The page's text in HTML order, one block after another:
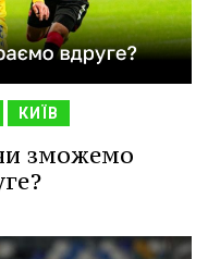
КИЇВ
зможемо